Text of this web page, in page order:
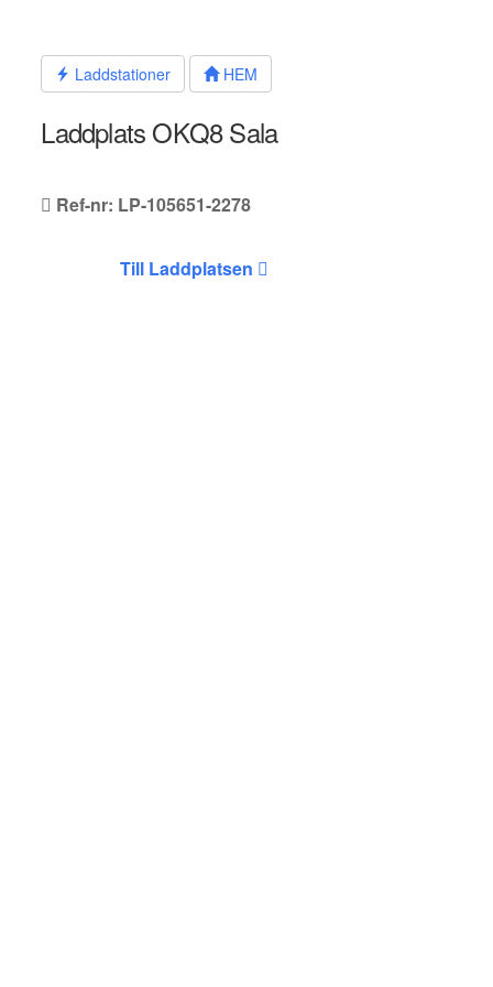
innehållet Laddstationer HEM
Laddplats OKQ8 Sala
Ref-nr: LP-105651-2278
Till Laddplatsen